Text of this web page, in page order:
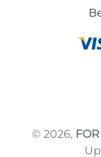
© 2026,